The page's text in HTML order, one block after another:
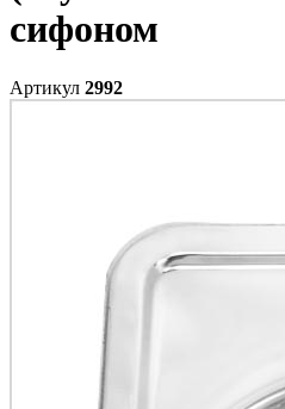
сифоном
Артикул 2992